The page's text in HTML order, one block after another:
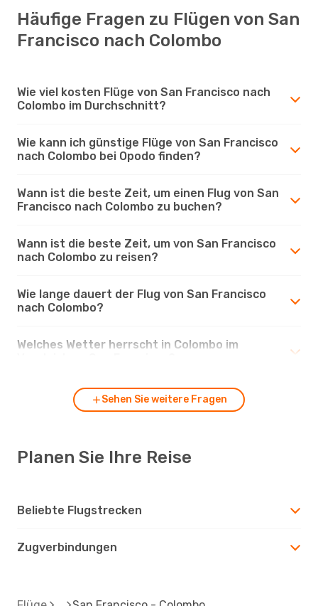
Häufige Fragen zu Flügen von San
Francisco nach Colombo
Wie viel kosten Flüge von San Francisco nach
Colombo im Durchschnitt?
Wie kann ich günstige Flüge von San Francisco
nach Colombo bei Opodo finden?
Wann ist die beste Zeit, um einen Flug von San
Francisco nach Colombo zu buchen?
Wann ist die beste Zeit, um von San Francisco
nach Colombo zu reisen?
Wie lange dauert der Flug von San Francisco
nach Colombo?
Welches Wetter herrscht in Colombo im
Sehen Sie weitere Fragen
Planen Sie Ihre Reise
Beliebte Flugstrecken
Zugverbindungen